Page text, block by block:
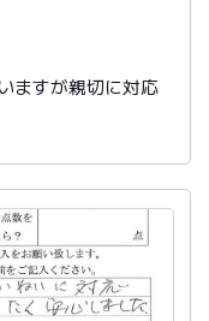
ますが親切に対応
が下がります。
所をメモしておら
さんはよろしくお